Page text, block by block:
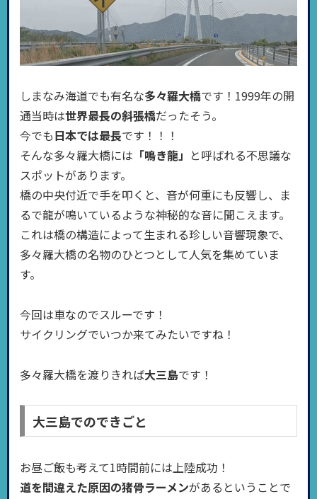
しまなみ海道でも有名な多々羅大橋です！1999年の開
通当時は世界最長の斜張橋だったそう。
今でも日本では最長です！！！
そんな多々羅大橋には 「鳴き龍」 と呼ばれる不思議な
スポットがあります。
橋の中央付近で手を叩くと、音が何重にも反響し、ま
るで龍が鳴いているような神秘的な音に聞こえます。
これは橋の構造によって生まれる珍しい音響現象で、
多々羅大橋の名物のひとつとして人気を集めていま
す。
今回は車なのでスルーです！
サイクリングでいつか来てみたいですね！
多々羅大橋を渡りきれば大三島です！
大三島でのできごと
お昼ご飯も考えて1時間前には上陸成功！
道を間違えた原因の猪骨ラーメンがあるということで